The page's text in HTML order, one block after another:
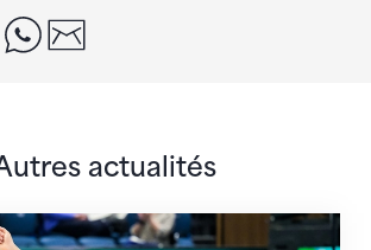
linkedinwhatsapp
actualités
: les Championnats du monde